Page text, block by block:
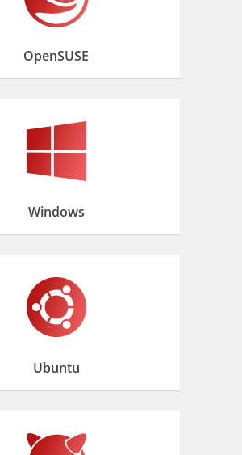
OpenSUSE
Windows
Ubuntu